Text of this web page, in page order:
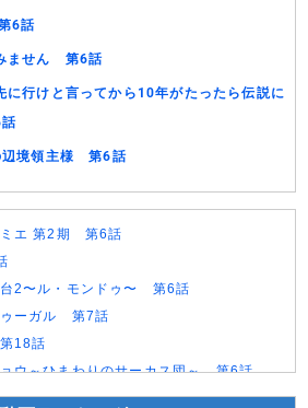
6話
ません 第6話
に行けと言ってから10年がたったら伝説に
辺境領主様 第6話
ミエ 第2期 第6話
台2〜ル・モンドゥ〜 第6話
ゥーガル 第7話
18話
ウ～ひまわりのサーカス団～ 第6話
嵐をまきおこす 第5話